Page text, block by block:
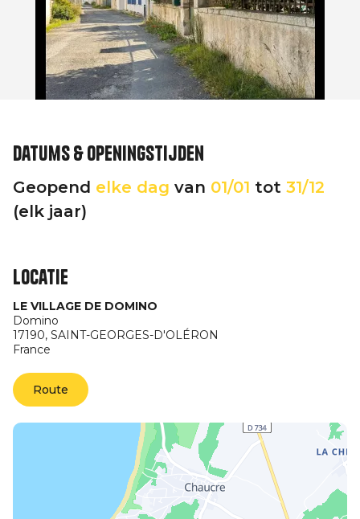
Datums & openingstijden
Geopend elke dag van 01/01 tot 31/12
(elk jaar)
Locatie
LE VILLAGE DE DOMINO
Domino
17190, SAINT-GEORGES-D'OLÉRON
France
Route